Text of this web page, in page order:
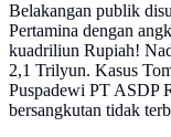
Belakangan publik
Pertamina dengan
kuadriliun Rupiah!
2,1 Trilyun. Kasus
Puspadewi PT ASDP
bersangkutan tidak